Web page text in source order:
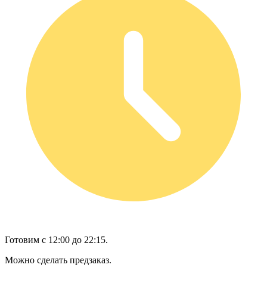
Готовим с 12:00 до 22:15.
Можно сделать предзаказ.